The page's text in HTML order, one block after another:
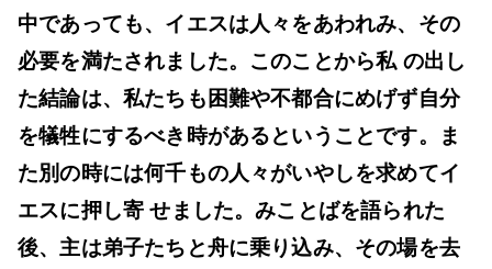
中であっても、イエスは人々をあわれみ、その
必要を満たされました。このことから私 の出し
た結論は、私たちも困難や不都合にめげず自分
を犠牲にするべき時があるということです。ま
た別の時には何千もの人々がいやしを求めてイ
エスに押し寄 せました。みことばを語られた
後、主は弟子たちと舟に乗り込み、その場を去